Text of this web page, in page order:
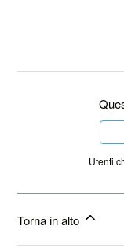
Utenti
Torna in alto